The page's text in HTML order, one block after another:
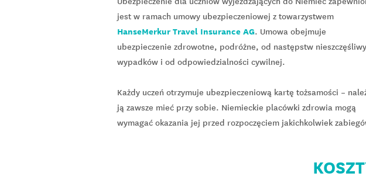
jest w ramach umowy ubezpieczeniowej z towarzystwem
HanseMerkur Travel Insurance AG. Umowa obejmuje
ubezpieczenie zdrowotne, podróżne, od następstw
wypadków i od odpowiedzialności cywilnej.
Każdy uczeń otrzymuje ubezpieczeniową kartę tożsamości –
ją zawsze mieć przy sobie. Niemieckie placówki zdrowia mogą
wymagać okazania jej przed rozpoczęciem jakichkolwiek